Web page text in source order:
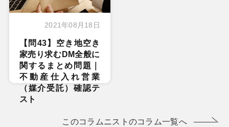
2021年08月18日
【問43】空き地空き
家売り求むDM全般に
関するまとめ問題｜
不動産仕入れ営業
（媒介受託）確認テ
スト
このコラムニストのコラム一覧へ